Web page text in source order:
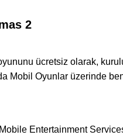
2
ücretsiz olarak,
Mobil Oyunlar üzerinde
Entertainment